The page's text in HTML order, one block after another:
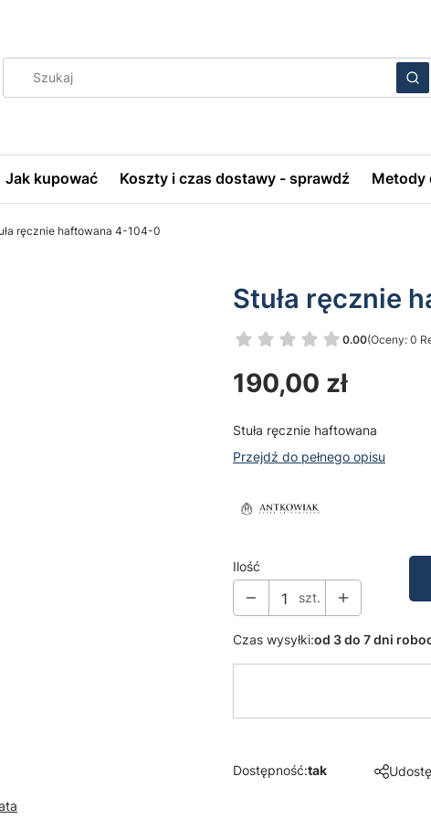
Wyczyść
Jak kupować Koszty i czas dostawy - sprawdź Metody
ręcznie haftowana 4-104-0
Stuła ręcznie
0.00(Oceny: 0
Przejdź do
Cena
190,00 zł
Stuła ręcznie haftowana
Przejdź do pełnego opisu
Ilość
szt.
Czas wysyłki:od 3 do 7 dni
Dostępność:tak